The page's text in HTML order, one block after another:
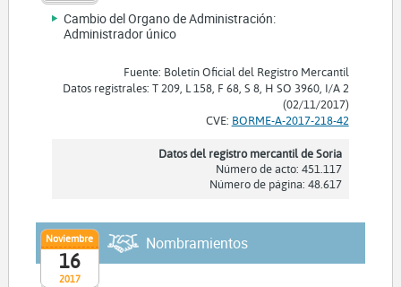
Cambio del Organo de Administración:
Administrador único
Fuente: Boletín Oficial del Registro Mercantil
Datos registrales: T 209, L 158, F 68, S 8, H SO 3960, I/A 2
(02/11/2017)
CVE: BORME-A-2017-218-42
Datos del registro mercantil de Soria
Número de acto: 451.117
Número de página: 48.617
2017
Noviembre
16
Nombramientos